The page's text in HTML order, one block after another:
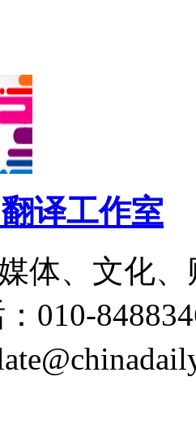
译工作室
体、文化
010-